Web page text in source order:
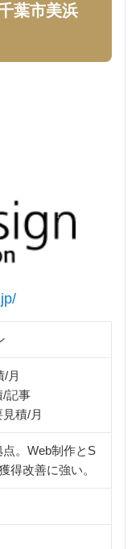
葉市美浜
/月
/記事
積/月
。Web制作とS
得改善に強い。